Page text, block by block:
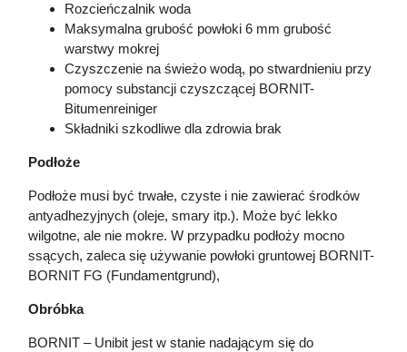
Rozcieńczalnik woda
Maksymalna grubość powłoki 6 mm grubość
warstwy mokrej
Czyszczenie na świeżo wodą, po stwardnieniu przy
pomocy substancji czyszczącej BORNIT-
Bitumenreiniger
Składniki szkodliwe dla zdrowia brak
Podłoże
Podłoże musi być trwałe, czyste i nie zawierać środków
antyadhezyjnych (oleje, smary itp.). Może być lekko
wilgotne, ale nie mokre. W przypadku podłoży mocno
ssących, zaleca się używanie powłoki gruntowej BORNIT-
BORNIT FG (Fundamentgrund),
Obróbka
BORNIT – Unibit jest w stanie nadającym się do